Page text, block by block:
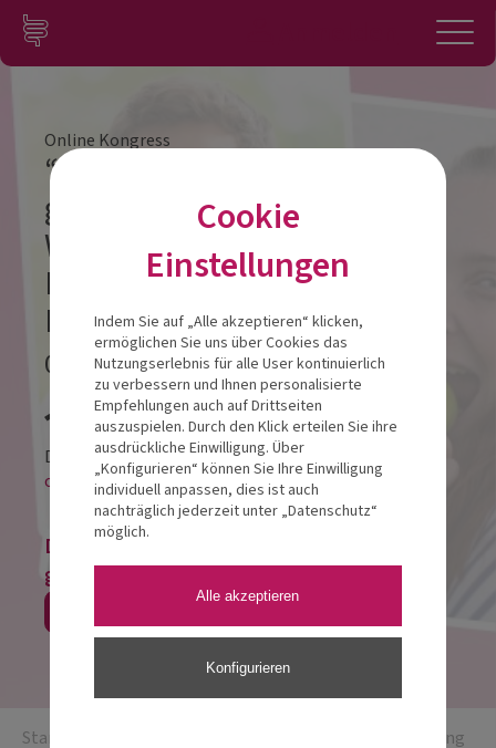
Zum Inhalt springen
Konto
Online Kongress
“Mit pflanzlicher Ernährung
gesünder durch die
Wechseljahre” / Referenten
Melanie Dell’Oro, MSc. & Dr.
Etienne Hanslian
09.03.2025
Diese Veranstaltung findet als
online-LIVESTREAM statt.
Der Online-Kongress kann nur als Paket
gebucht werden.
Startseite
“Mit pflanzlicher Ernährung
Cookie
Einstellungen
Indem Sie auf „Alle akzeptieren“ klicken,
ermöglichen Sie uns über Cookies das
Nutzungserlebnis für alle User kontinuierlich
zu verbessern und Ihnen personalisierte
Empfehlungen auch auf Drittseiten
auszuspielen. Durch den Klick erteilen Sie ihre
ausdrückliche Einwilligung. Über
„Konfigurieren“ können Sie Ihre Einwilligung
individuell anpassen, dies ist auch
nachträglich jederzeit unter „Datenschutz“
möglich.
Alle akzeptieren
Konfigurieren